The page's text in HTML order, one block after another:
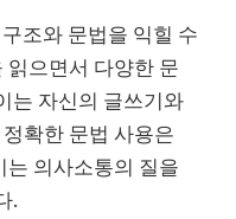
조와 문법을 익힐 수
으면서 다양한 문
는 자신의 글쓰기와
확한 문법 사용은
의사소통의 질을
.